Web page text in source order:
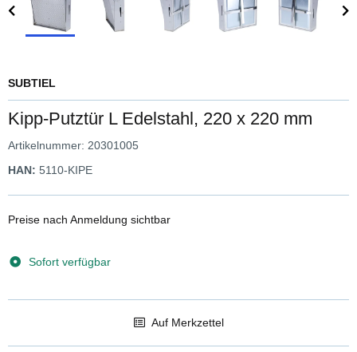
SUBTIEL
Kipp-Putztür L Edelstahl, 220 x 220 mm
Artikelnummer: 20301005
HAN: 5110-KIPE
Preise nach Anmeldung sichtbar
Sofort verfügbar
Auf Merkzettel